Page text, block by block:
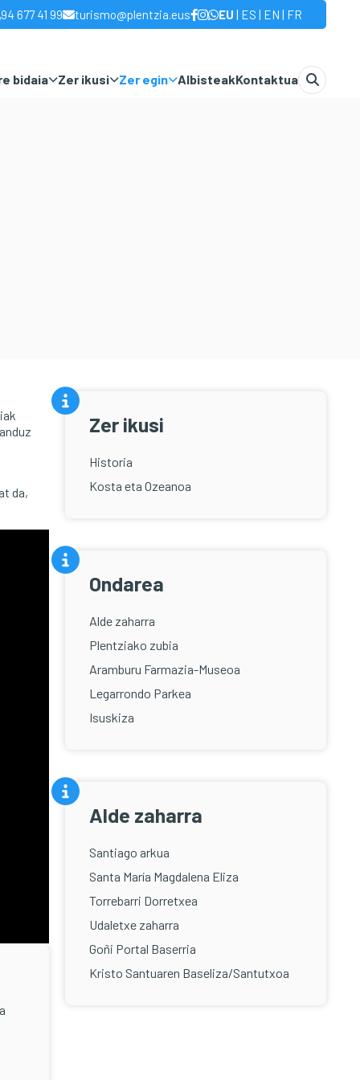
94 677 41 99 turismo@plentzia.eus EU | ES | EN | FR
bidaia Zer ikusi Zer egin AlbisteakKontaktua
da,
Zer ikusi
Historia
Kosta eta Ozeanoa
Ondarea
Alde zaharra
Plentziako zubia
Aramburu Farmazia-Museoa
Legarrondo Parkea
Isuskiza
Alde zaharra
Santiago arkua
Santa María Magdalena Eliza
Torrebarri Dorretxea
Udaletxe zaharra
Goñi Portal Baserria
Kristo Santuaren Baseliza/Santutxoa